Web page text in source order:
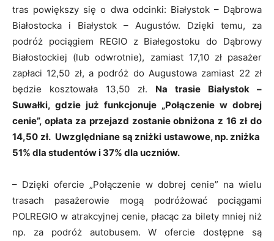
tras powiększy się o dwa odcinki: Białystok – Dąbrowa
Białostocka i Białystok – Augustów. Dzięki temu, za
podróż pociągiem REGIO z Białegostoku do Dąbrowy
Białostockiej (lub odwrotnie), zamiast 17,10 zł pasażer
zapłaci 12,50 zł, a podróż do Augustowa zamiast 22 zł
będzie kosztowała 13,50 zł. Na trasie Białystok –
Suwałki, gdzie już funkcjonuje „Połączenie w dobrej
cenie”, opłata za przejazd zostanie obniżona z 16 zł do
14,50 zł. Uwzględniane są zniżki ustawowe, np. zniżka
51% dla studentów i 37% dla uczniów.
– Dzięki ofercie „Połączenie w dobrej cenie” na wielu
trasach pasażerowie mogą podróżować pociągami
POLREGIO w atrakcyjnej cenie, płacąc za bilety mniej niż
np. za podróż autobusem. W ofercie dostępne są